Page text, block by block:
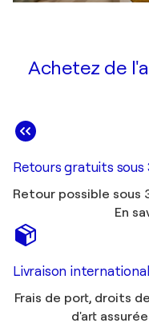
Achetez de
Retours gratuits sous
Retour possible sous
En
Livraison
Frais de port, droits
d'art